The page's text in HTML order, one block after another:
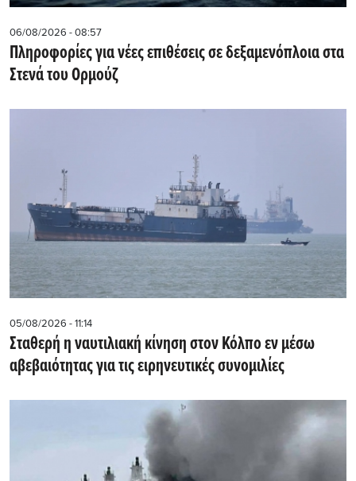
06/08/2026 - 08:57
Πληροφορίες για νέες επιθέσεις σε δεξαμενόπλοια στα
Στενά του Ορμούζ
05/08/2026 - 11:14
Σταθερή η ναυτιλιακή κίνηση στον Κόλπο εν μέσω
αβεβαιότητας για τις ειρηνευτικές συνομιλίες